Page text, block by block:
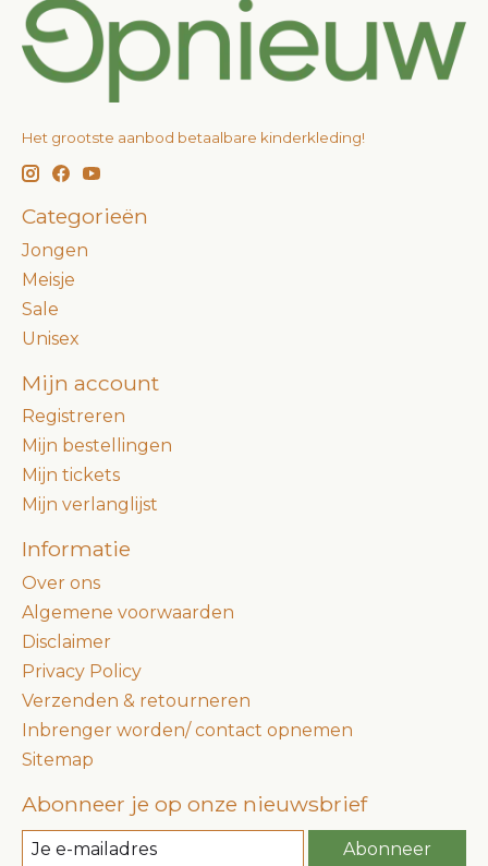
Het grootste aanbod betaalbare kinderkleding!
Categorieën
Jongen
Meisje
Sale
Unisex
Mijn account
Registreren
Mijn bestellingen
Mijn tickets
Mijn verlanglijst
Informatie
Over ons
Algemene voorwaarden
Disclaimer
Privacy Policy
Verzenden & retourneren
Inbrenger worden/ contact opnemen
Sitemap
Abonneer je op onze nieuwsbrief
Abonneer